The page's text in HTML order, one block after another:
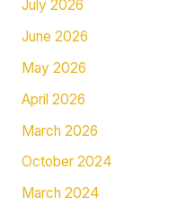
July 2026
June 2026
May 2026
April 2026
March 2026
October 2024
March 2024